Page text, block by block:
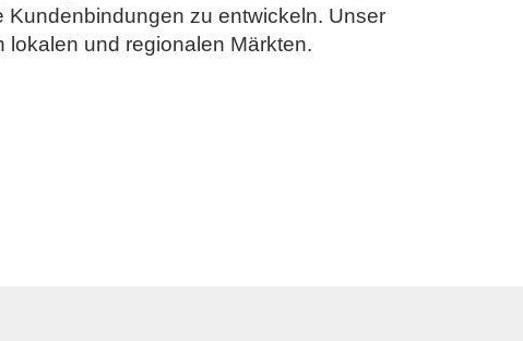
zu entwickeln. Unser
lokalen und regionalen Märkten.